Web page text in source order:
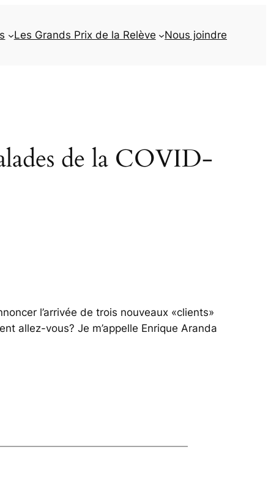
Les Grands Prix de la Relève Nous joindre
de la COVID-
l’arrivée de trois nouveaux «clients»
allez-vous? Je m’appelle Enrique Aranda